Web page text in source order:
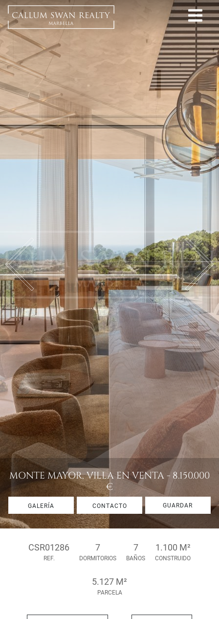
MONTE MAYOR, VILLA EN VENTA - 8.150.000
€
GALERÍA CONTACTO GUARDAR
CSR01286
REF.
7
DORMITORIOS
7
BAÑOS
1.100 M²
CONSTRUIDO
5.127 M²
PARCELA